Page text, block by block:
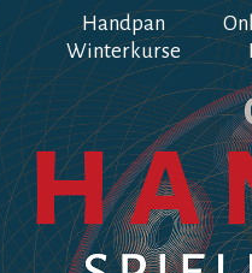
Handpan
Winterkurse